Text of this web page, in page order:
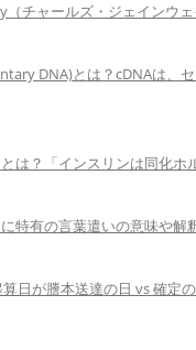
（チャールズ・ジェインウェ
DNA)とは？cDNAは、
は？「インスリンは同化ホ
特有の言葉遣いの意味や解
日が謄本送達の日 vs 確定